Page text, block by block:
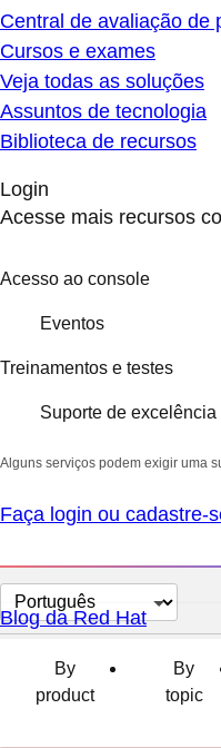
Central de avaliação de
Cursos e exames
Veja todas as soluções
Assuntos de tecnologia
Biblioteca de recursos
Login
Acesse mais recursos
Acesso ao console
Eventos
Treinamentos e testes
Suporte de excelência
Alguns serviços podem exigir uma
Faça login ou cadastre-
Selecionar
idioma
Blog da Red Hat
By
product
By
topic